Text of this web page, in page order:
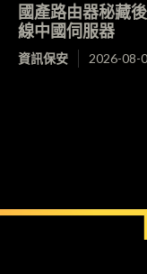
國產路由器秘藏
線中國伺服器
資訊保安 2026-08-